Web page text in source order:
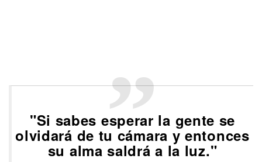
"Si sabes esperar la gente se
olvidará de tu cámara y entonces
su alma saldrá a la luz."